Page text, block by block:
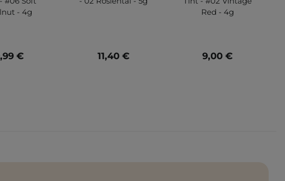
- 4g
€ 11,40 €
Red - 4g
9,00 €